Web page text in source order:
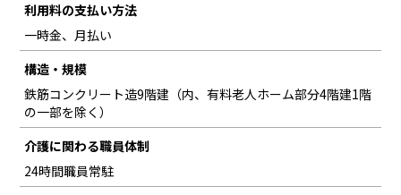
利用料の支払い方法
一時金、月払い
構造・規模
鉄筋コンクリート造9階建（内、有料老人ホーム部分4階建1階
の一部を除く）
介護に関わる職員体制
24時間職員常駐